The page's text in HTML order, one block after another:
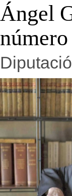
Ángel